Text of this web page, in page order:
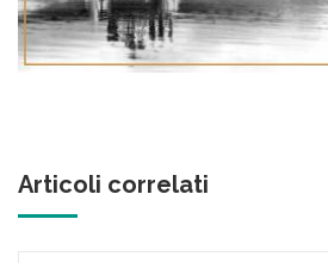
Articoli correlati